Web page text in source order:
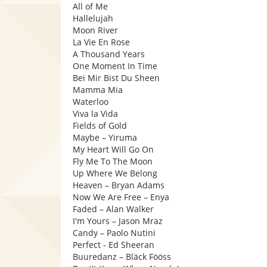
All of Me
Hallelujah
Moon River
La Vie En Rose
A Thousand Years
One Moment In Time
Bei Mir Bist Du Sheen
Mamma Mia
Waterloo
Viva la Vida
Fields of Gold
Maybe – Yiruma
My Heart Will Go On
Fly Me To The Moon
Up Where We Belong
Heaven – Bryan Adams
Now We Are Free – Enya
Faded – Alan Walker
I'm Yours – Jason Mraz
Candy – Paolo Nutini
Perfect - Ed Sheeran
Buuredanz – Bläck Fööss